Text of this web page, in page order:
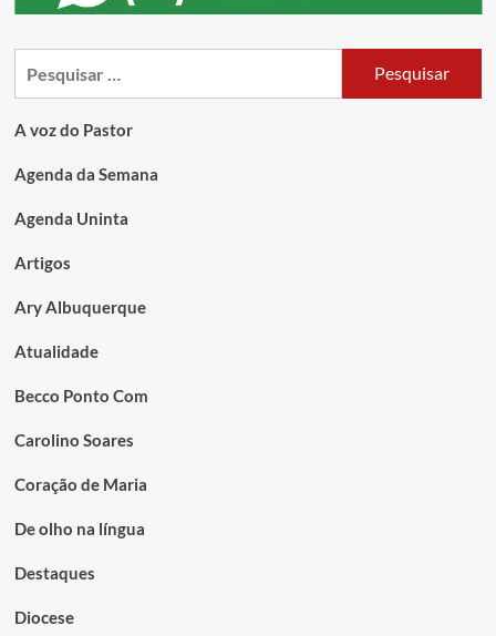
A voz do Pastor
Agenda da Semana
Agenda Uninta
Artigos
Ary Albuquerque
Atualidade
Becco Ponto Com
Carolino Soares
Coração de Maria
De olho na língua
Destaques
Diocese